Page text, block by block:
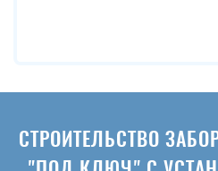
СТРОИТЕЛЬСТВО